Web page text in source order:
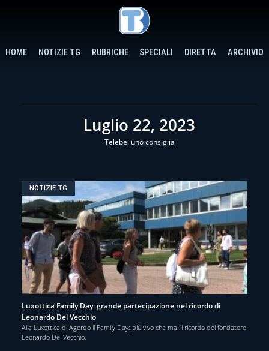
HOME NOTIZIE TG RUBRICHE SPECIALI DIRETTA ARCHIVIO
Luglio 22, 2023
Telebelluno consiglia
NOTIZIE TG
Luxottica Family Day: grande partecipazione nel ricordo di
Leonardo Del Vecchio
Alla Luxottica di Agordo il Family Day: più vivo che mai il ricordo del fondatore
Leonardo Del Vecchio.